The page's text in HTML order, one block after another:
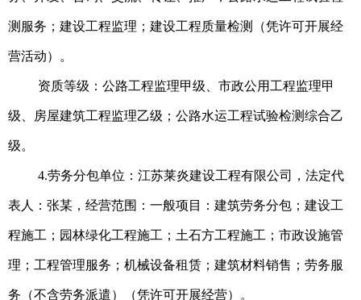
测服务；建设工程监理；建设工程质量检测（凭许可开展经
营活动）。
资质等级：公路工程监理甲级、市政公用工程监理甲
级、房屋建筑工程监理乙级；公路水运工程试验检测综合乙
级。
4.劳务分包单位：江苏莱炎建设工程有限公司，法定代
表人：张某，经营范围：一般项目：建筑劳务分包；建设工
程施工；园林绿化工程施工；土石方工程施工；市政设施管
理；工程管理服务；机械设备租赁；建筑材料销售；劳务服
务（不含劳务派遣）（凭许可开展经营）。